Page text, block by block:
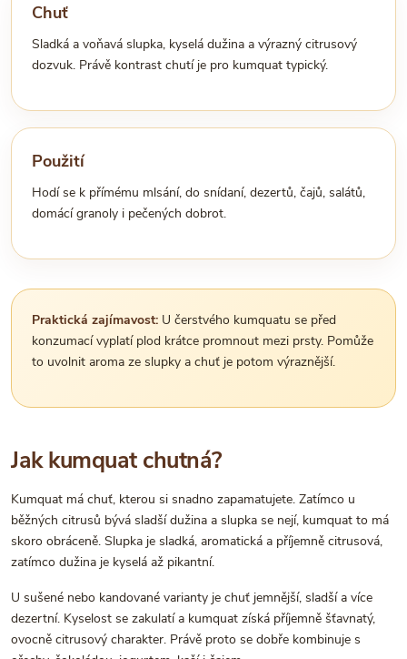
Chuť
Sladká a voňavá slupka, kyselá dužina a výrazný citrusový
dozvuk. Právě kontrast chutí je pro kumquat typický.
Použití
Hodí se k přímému mlsání, do snídaní, dezertů, čajů, salátů,
domácí granoly i pečených dobrot.
Praktická zajímavost: U čerstvého kumquatu se před
konzumací vyplatí plod krátce promnout mezi prsty. Pomůže
to uvolnit aroma ze slupky a chuť je potom výraznější.
Jak kumquat chutná?
Kumquat má chuť, kterou si snadno zapamatujete. Zatímco u
běžných citrusů bývá sladší dužina a slupka se nejí, kumquat to má
skoro obráceně. Slupka je sladká, aromatická a příjemně citrusová,
zatímco dužina je kyselá až pikantní.
U sušené nebo kandované varianty je chuť jemnější, sladší a více
dezertní. Kyselost se zakulatí a kumquat získá příjemně šťavnatý,
ovocně citrusový charakter. Právě proto se dobře kombinuje s